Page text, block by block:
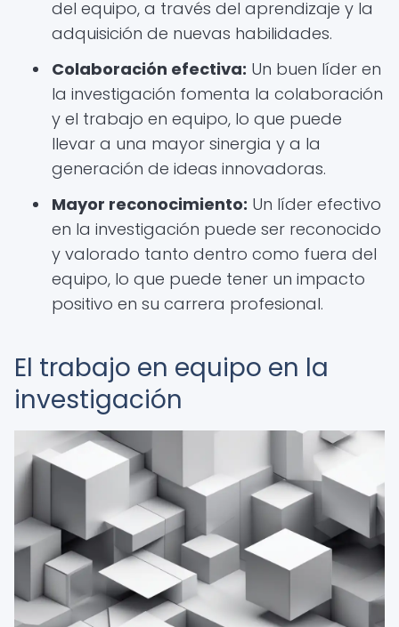
del equipo, a través del aprendizaje y la
adquisición de nuevas habilidades.
Colaboración efectiva: Un buen líder en
la investigación fomenta la colaboración
y el trabajo en equipo, lo que puede
llevar a una mayor sinergia y a la
generación de ideas innovadoras.
Mayor reconocimiento: Un líder efectivo
en la investigación puede ser reconocido
y valorado tanto dentro como fuera del
equipo, lo que puede tener un impacto
positivo en su carrera profesional.
El trabajo en equipo en la
investigación